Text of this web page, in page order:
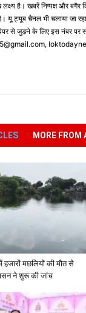
लक्ष्य है। खबरें निष्पक्ष और
यू ट्यूब चैनल भी चलाया जा
से जुड़ने के लिए इस नंबर
MORE FROM
हजारों मछलियों की मौत से
ने शुरू की जांच